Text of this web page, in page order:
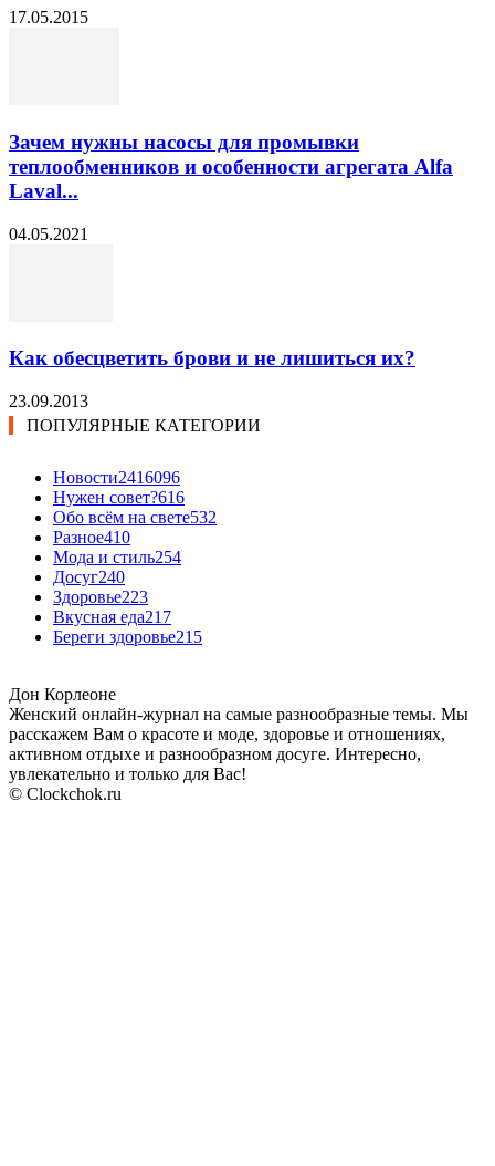
17.05.2015
Зачем нужны насосы для промывки
теплообменников и особенности агрегата Alfa
Laval...
04.05.2021
Как обесцветить брови и не лишиться их?
23.09.2013
ПОПУЛЯРНЫЕ КАТЕГОРИИ
Новости2416096
Нужен совет?616
Обо всём на свете532
Разное410
Мода и стиль254
Досуг240
Здоровье223
Вкусная еда217
Береги здоровье215
Дон Корлеоне
Женский онлайн-журнал на самые разнообразные темы. Мы
расскажем Вам о красоте и моде, здоровье и отношениях,
активном отдыхе и разнообразном досуге. Интересно,
увлекательно и только для Вас!
© Clockchok.ru